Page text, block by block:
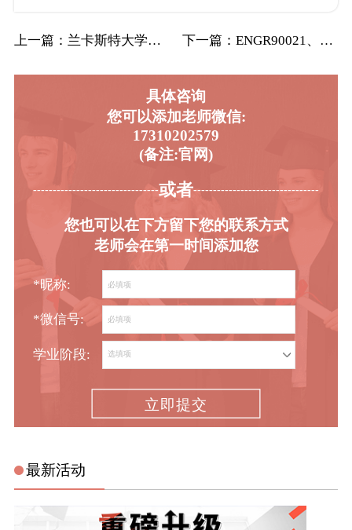
上一篇 ：兰卡斯特大学补考找不到往年真题的留学生去… 下一篇 ：ENGR90021、ENGR90034、…
具体咨询
您可以添加老师微信:
17310202579
(备注:官网)
或者
您也可以在下方留下您的联系方式
老师会在第一时间添加您
*昵称:
*微信号:
学业阶段:
立即提交
最新活动